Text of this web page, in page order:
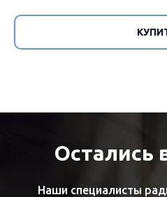
Остались
Наши специалисты